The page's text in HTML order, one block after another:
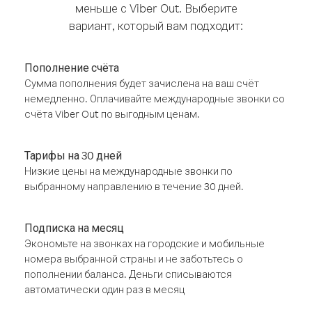
меньше с Viber Out. Выберите
вариант, который вам подходит:
Пополнение счёта
Сумма пополнения будет зачислена на ваш счёт
немедленно. Оплачивайте международные звонки со
счёта Viber Out по выгодным ценам.
Тарифы на 30 дней
Низкие цены на международные звонки по
выбранному направлению в течение 30 дней.
Подписка на месяц
Экономьте на звонках на городские и мобильные
номера выбранной страны и не заботьтесь о
пополнении баланса. Деньги списываются
автоматически один раз в месяц